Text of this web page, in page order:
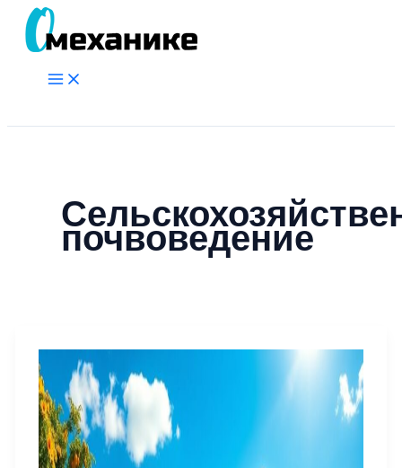
Перейти
Main
почвоведение